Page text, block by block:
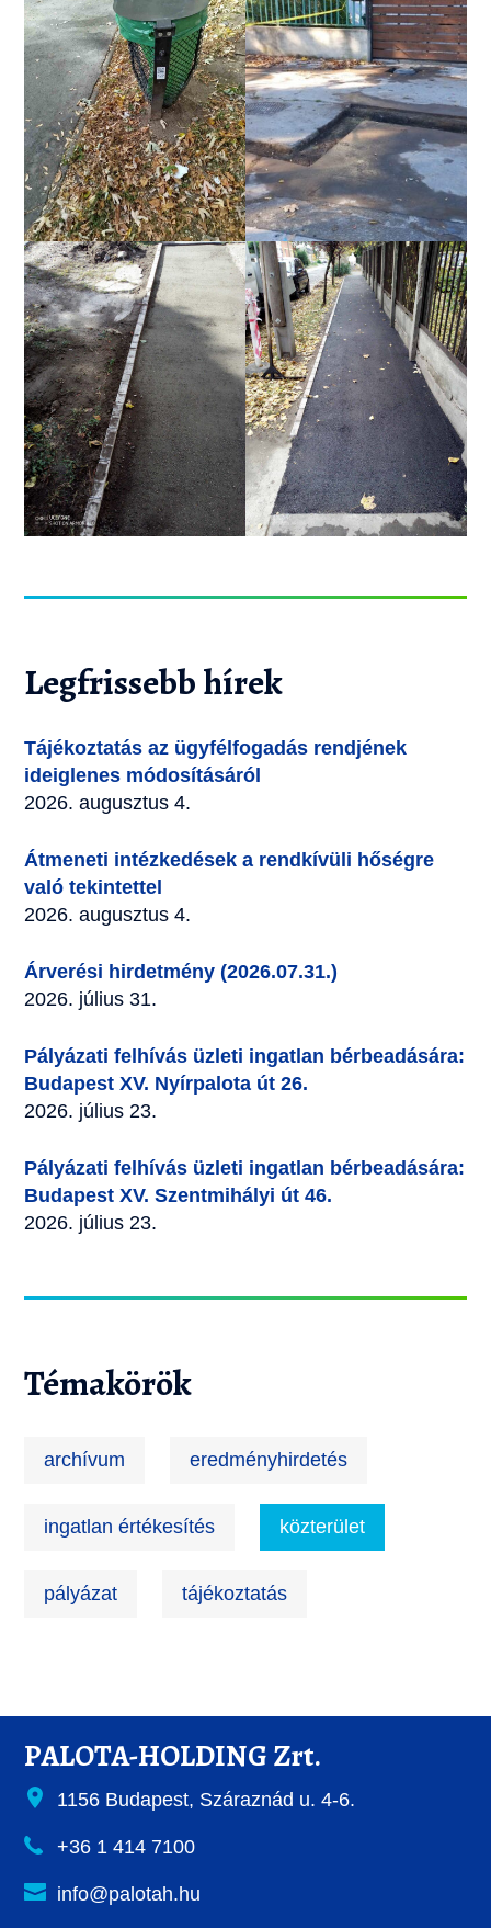
Legfrissebb hírek
Tájékoztatás az ügyfélfogadás rendjének
ideiglenes módosításáról
2026. augusztus 4.
Átmeneti intézkedések a rendkívüli hőségre
való tekintettel
2026. augusztus 4.
Árverési hirdetmény (2026.07.31.)
2026. július 31.
Pályázati felhívás üzleti ingatlan bérbeadására:
Budapest XV. Nyírpalota út 26.
2026. július 23.
Pályázati felhívás üzleti ingatlan bérbeadására:
Budapest XV. Szentmihályi út 46.
2026. július 23.
Témakörök
archívum eredményhirdetés
ingatlan értékesítés közterület
pályázat tájékoztatás
PALOTA-HOLDING Zrt.
1156 Budapest, Száraznád u. 4-6.
+36 1 414 7100
info@palotah.hu